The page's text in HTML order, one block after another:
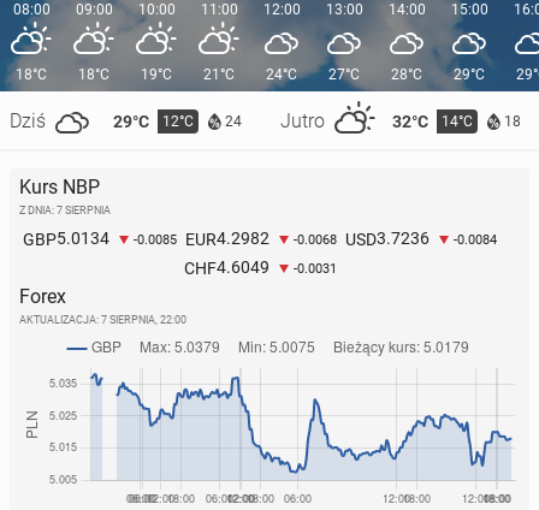
08:00
18°C
Dziś 29°C 12°C 24 Jutro 32°C 14°C 18
09:00
18°C
10:00
19°C
11:00
21°C
12:00
24°C
13:00
27°C
14:00
28°C
15:00
29°C
Kurs NBP
Z DNIA: 7 SIERPNIA
GBP5.0134 -0.0085 EUR4.2982 -0.0068 USD3.7236 -0.0084
CHF4.6049 -0.0031
Forex
AKTUALIZACJA: 7 SIERPNIA, 22:00